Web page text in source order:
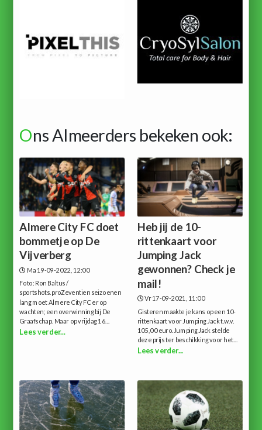
Ons Almeerders bekeken ook:
Almere City FC doet
bommetje op De
Vijverberg
Ma 19-09-2022, 12:00
Foto: Ron Baltus /
sportshots.proZeventien seizoenen
lang moet Almere City FC er op
wachten; een overwinning bij De
Graafschap. Maar op vrijdag 16...
Lees verder...
Heb jij de 10-
rittenkaart voor
Jumping Jack
gewonnen? Check je
mail!
Vr 17-09-2021, 11:00
Gisteren maakte je kans op een 10-
rittenkaart voor Jumping Jack t.w.v.
105,00 euro.Jumping Jack stelde
deze prijs ter beschikking voor het...
Lees verder...